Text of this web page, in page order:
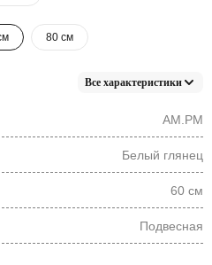
80 см
Все характеристики
AM.PM
Белый глянец
60 см
Подвесная